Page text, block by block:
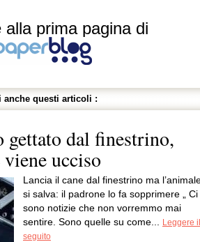
alla prima pagina di
anche questi articoli :
gettato dal finestrino,
viene ucciso
Lancia il cane dal finestrino ma
si salva: il padrone lo fa sopprimere „ Ci
sono notizie che non vorremmo mai
sentire. Sono quelle su come...
Leggere il
seguito